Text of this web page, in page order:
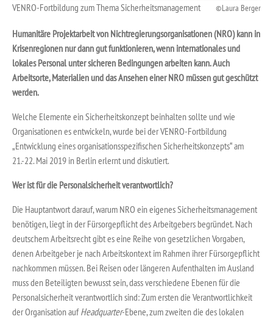
VENRO-Fortbildung zum Thema Sicherheitsmanagement Laura Berger
Humanitäre Projektarbeit von Nichtregierungsorganisationen (NRO) kann in
Krisenregionen nur dann gut funktionieren, wenn internationales und
lokales Personal unter sicheren Bedingungen arbeiten kann. Auch
Arbeitsorte, Materialien und das Ansehen einer NRO müssen gut geschützt
werden.
Welche Elemente ein Sicherheitskonzept beinhalten sollte und wie
Organisationen es entwickeln, wurde bei der VENRO-Fortbildung
„Entwicklung eines organisationsspezifischen Sicherheitskonzepts“ am
21.-22. Mai 2019 in Berlin erlernt und diskutiert.
Wer ist für die Personalsicherheit verantwortlich?
Die Hauptantwort darauf, warum NRO ein eigenes Sicherheitsmanagement
benötigen, liegt in der Fürsorgepflicht des Arbeitgebers begründet. Nach
deutschem Arbeitsrecht gibt es eine Reihe von gesetzlichen Vorgaben,
denen Arbeitgeber je nach Arbeitskontext im Rahmen ihrer Fürsorgepflicht
nachkommen müssen. Bei Reisen oder längeren Aufenthalten im Ausland
muss den Beteiligten bewusst sein, dass verschiedene Ebenen für die
Personalsicherheit verantwortlich sind: Zum ersten die Verantwortlichkeit
der Organisation aufHeadquarter-Ebene, zum zweiten die des lokalen